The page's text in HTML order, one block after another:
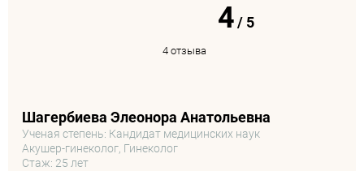
4/5
4 отзыва
Шагербиева Элеонора Анатольевна
Ученая степень: Кандидат медицинских наук
Акушер-гинеколог, Гинеколог
Стаж: 25 лет